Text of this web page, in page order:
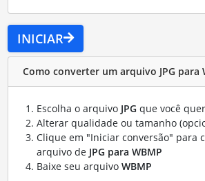
INICIAR
Como converter um arquivo JPG para
Escolha o arquivo JPG que você
Alterar qualidade ou tamanho
Clique em "Iniciar conversão" para
arquivo de JPG para WBMP
Baixe seu arquivo WBMP